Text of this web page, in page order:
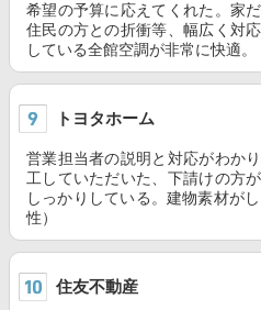
希望の予算に応えてくれた。家
住民の方との折衝等、幅広く対
している全館空調が非常に快適。
トヨタホーム
営業担当者の説明と対応がわか
工していただいた、下請けの方
しっかりしている。建物素材が
性）
住友不動産